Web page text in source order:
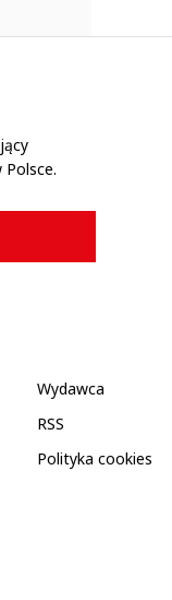
Wydawca
RSS
Polityka cookies